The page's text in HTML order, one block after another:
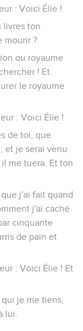
: Voici Élie !
livres ton
mourir ?
ou royaume
! Et
le royaume
: Voici Élie !
de toi, que
et je serai venu
me tuera. Et ton
j'ai fait quand
j'ai caché
cinquante
de pain et
: Voici Élie ! Et
je me tiens,
lui.